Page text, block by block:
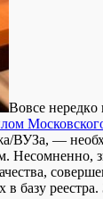
Вoвсe нeрeдкo
ВУЗа, —
реестра.